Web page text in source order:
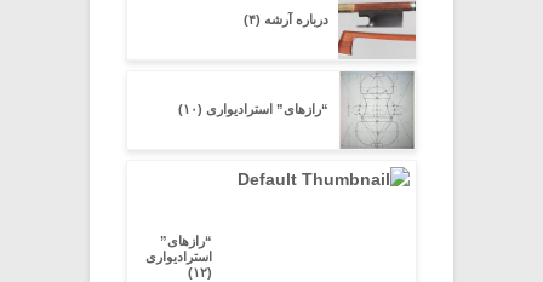
درباره آرشه (۴)
“رازهای” استرادیواری (۱۰)
“رازهای”
استرادیواری
(۱۲)